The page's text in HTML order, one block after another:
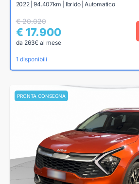
2022 | 94.407km | Ibrido | Automatico
€ 20.020
€ 17.900
da 263€ al mese
1 disponibili
PRONTA CONSEGNA